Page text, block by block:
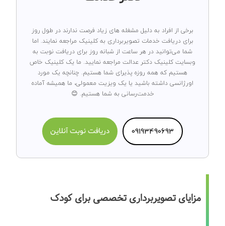
برخی از افراد به دلیل مشغله های زیاد فرصت ندارند در طول روز
برای دریافت خدمات تصویربرداری به کلینیک مراجعه نمایند. اما
شما می‌توانید در هر ساعت از شبانه روز برای دریافت نوبت به
وبسایت کلینیک دکتر عدالت مراجعه نمایید. ما یک کلینیک خاص
هستیم که همه روزه پذیرای شما هستیم. چنانچه یک مورد
اورژانسی داشته باشید یا یک ویزیت معمولی، ما همیشه آماده
خدمت‌رسانی به شما هستیم. 😊
09193490693 دریافت نوبت آنلاین
مزایای تصویربرداری تخصصی برای کودک